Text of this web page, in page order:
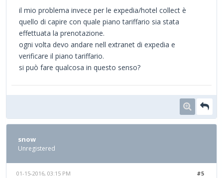
il mio problema invece per le expedia/hotel collect è
quello di capire con quale piano tariffario sia stata
effettuata la prenotazione.
ogni volta devo andare nell extranet di expedia e
verificare il piano tariffario.
si può fare qualcosa in questo senso?
snow
Unregistered
#5
01-15-2016, 03:15 PM